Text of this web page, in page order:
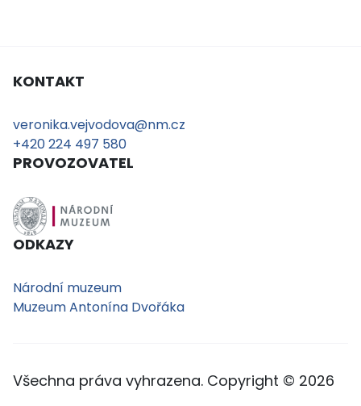
KONTAKT
veronika.vejvodova@nm.cz
+420 224 497 580
PROVOZOVATEL
ODKAZY
Národní muzeum
Muzeum Antonína Dvořáka
Všechna práva vyhrazena. Copyright © 2026